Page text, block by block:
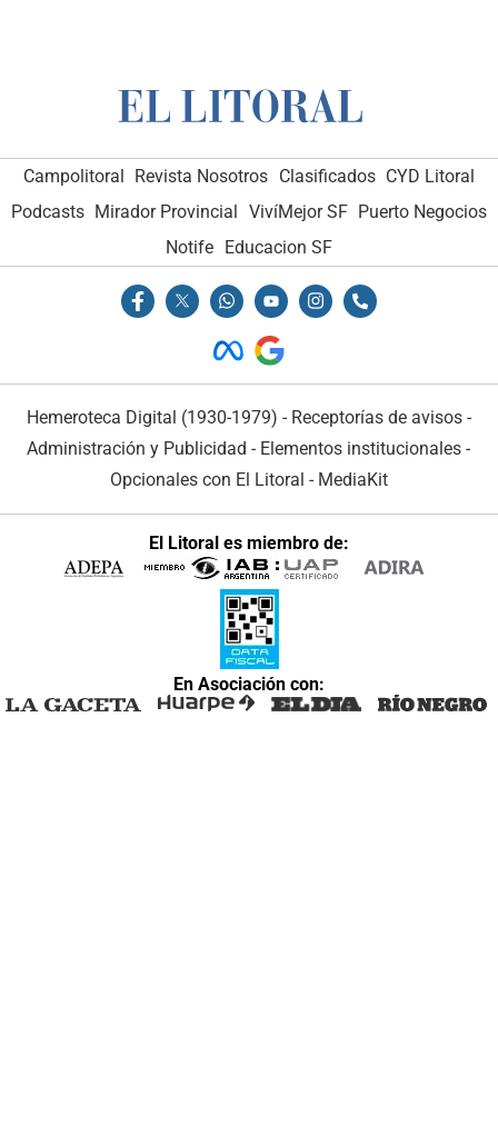
Campolitoral Revista Nosotros Clasificados CYD Litoral
Podcasts Mirador Provincial VivíMejor SF Puerto Negocios
Notife Educacion SF
Hemeroteca Digital (1930-1979) - Receptorías de avisos -
Administración y Publicidad - Elementos institucionales -
Opcionales con El Litoral - MediaKit
El Litoral es miembro de:
En Asociación con: